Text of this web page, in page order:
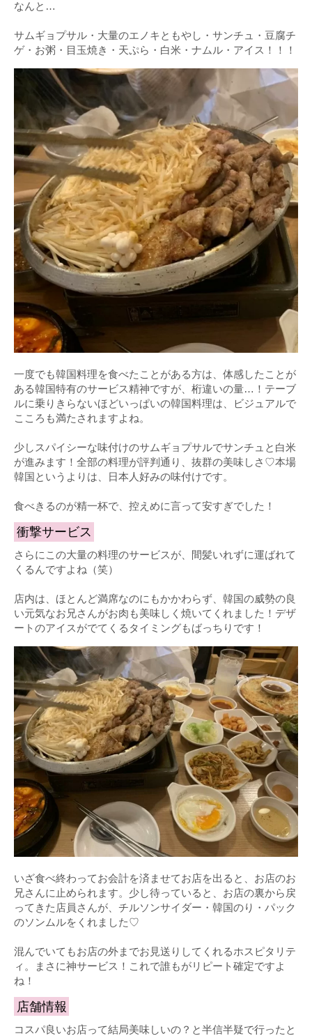
なんと…
サムギョプサル・大量のエノキともやし・サンチュ・豆腐チ
ゲ・お粥・目玉焼き・天ぷら・白米・ナムル・アイス！！！
一度でも韓国料理を食べたことがある方は、体感したことが
ある韓国特有のサービス精神ですが、桁違いの量…！テーブ
ルに乗りきらないほどいっぱいの韓国料理は、ビジュアルで
こころも満たされますよね。
少しスパイシーな味付けのサムギョプサルでサンチュと白米
が進みます！全部の料理が評判通り、抜群の美味しさ♡本場
韓国というよりは、日本人好みの味付けです。
食べきるのが精一杯で、控えめに言って安すぎでした！
衝撃サービス
さらにこの大量の料理のサービスが、間髪いれずに運ばれて
くるんですよね（笑）
店内は、ほとんど満席なのにもかかわらず、韓国の威勢の良
い元気なお兄さんがお肉も美味しく焼いてくれました！デザ
ートのアイスがでてくるタイミングもばっちりです！
いざ食べ終わってお会計を済ませてお店を出ると、お店のお
兄さんに止められます。少し待っていると、お店の裏から戻
ってきた店員さんが、チルソンサイダー・韓国のり・パック
のソンムルをくれました♡
混んでいてもお店の外までお見送りしてくれるホスピタリテ
ィ。まさに神サービス！これで誰もがリピート確定ですよ
ね！
店舗情報
コスパ良いお店って結局美味しいの？と半信半疑で行ったと